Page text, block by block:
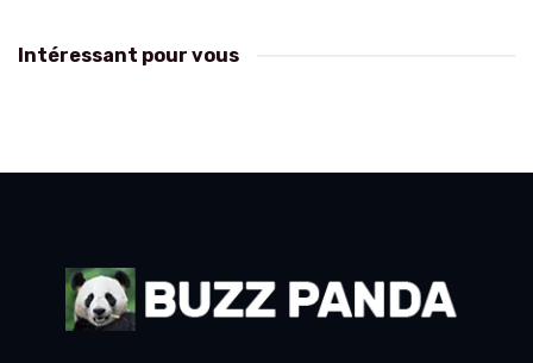
Intéressant pour vous